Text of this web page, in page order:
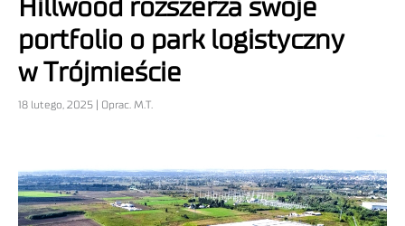
Hillwood rozszerza swoje
portfolio o park logistyczny
w Trójmieście
18 lutego, 2025 | Oprac. M.T.